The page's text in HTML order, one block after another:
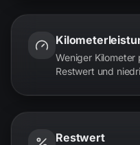
Weniger
Restwert und
Restwert